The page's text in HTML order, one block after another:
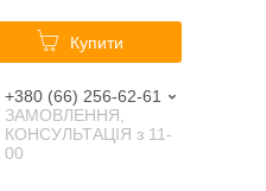
Купити
+380 (66) 256-62-61
ЗАМОВЛЕННЯ,
КОНСУЛЬТАЦІЯ з 11-
00